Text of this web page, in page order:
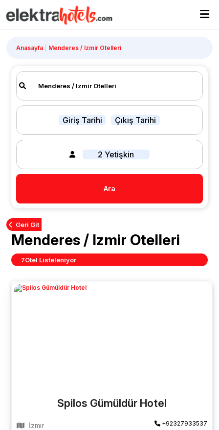
Anasayfa Menderes / Izmir Otelleri
Giriş Tarihi Çıkış Tarihi
2 Yetişkin
Ara
Geri Git
Menderes / Izmir Otelleri
7Otel Listeleniyor
Spilos Gümüldür Hotel
İzmir +92327933537